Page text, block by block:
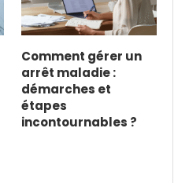
Comment gérer un
arrêt maladie :
démarches et
étapes
incontournables ?